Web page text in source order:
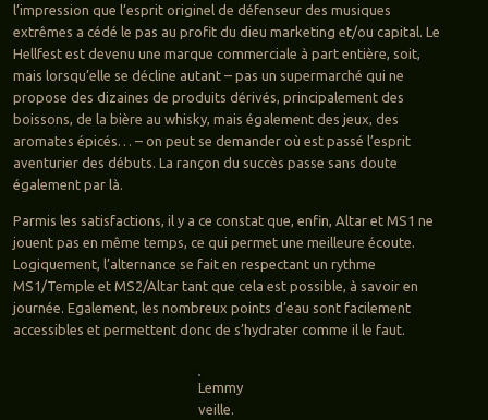
l’impression que l’esprit originel de défenseur des musiques
extrêmes a cédé le pas au profit du dieu marketing et/ou capital. Le
Hellfest est devenu une marque commerciale à part entière, soit,
mais lorsqu’elle se décline autant – pas un supermarché qui ne
propose des dizaines de produits dérivés, principalement des
boissons, de la bière au whisky, mais également des jeux, des
aromates épicés… – on peut se demander où est passé l’esprit
aventurier des débuts. La rançon du succès passe sans doute
également par là.
Parmis les satisfactions, il y a ce constat que, enfin, Altar et MS1 ne
jouent pas en même temps, ce qui permet une meilleure écoute.
Logiquement, l’alternance se fait en respectant un rythme
MS1/Temple et MS2/Altar tant que cela est possible, à savoir en
journée. Egalement, les nombreux points d’eau sont facilement
accessibles et permettent donc de s’hydrater comme il le faut.
Lemmy
veille.